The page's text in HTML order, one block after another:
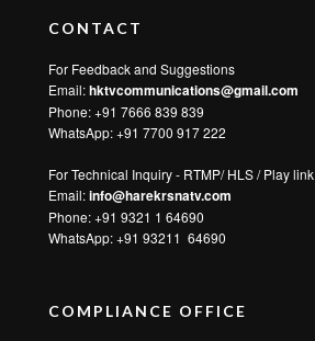
CONTACT
For Feedback and Suggestions
Email:hktvcommunications@gmail.com
Phone: +91 7666 839 839
WhatsApp:+91 7700 917 222
For Technical Inquiry - RTMP/ HLS / Play link
Email:info@harekrsnatv.com
Phone: +91 9321 1 64690
WhatsApp:+91 93211 64690
COMPLIANCE OFFICE